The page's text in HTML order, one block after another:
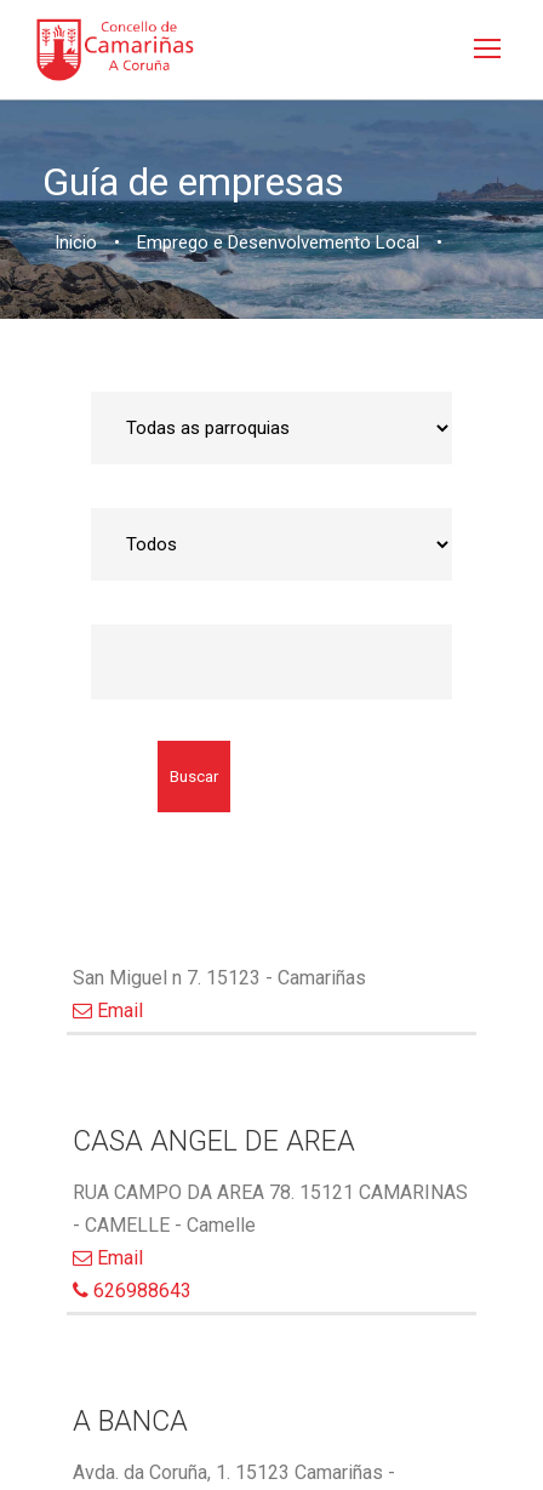
Guía de empresas
Inicio • Emprego e Desenvolvemento Local •
Buscar
San Miguel n 7. 15123 - Camariñas
Email
CASA ANGEL DE AREA
RUA CAMPO DA AREA 78. 15121 CAMARINAS
- CAMELLE - Camelle
Email
626988643
A BANCA
Avda. da Coruña, 1. 15123 Camariñas -